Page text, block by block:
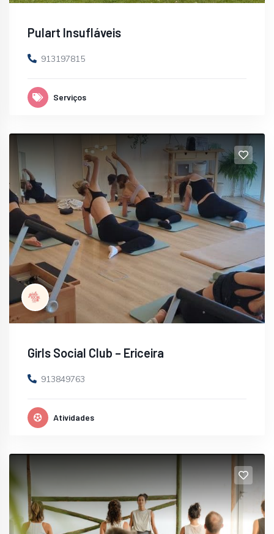
Pulart Insufláveis
913197815
Serviços
Girls Social Club – Ericeira
913849763
Atividades